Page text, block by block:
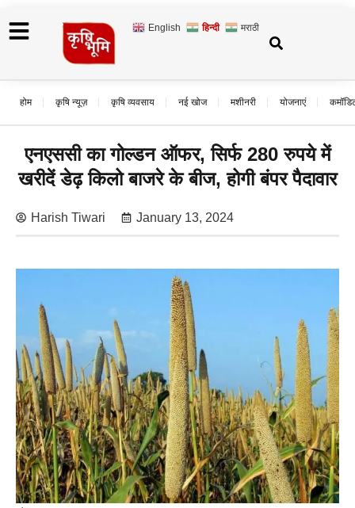
English हिन्दी मराठी
होम कृषि न्यूज़ कृषि व्यवसाय नई खोज मशीनरी योजनाएं
एनएससी का गोल्डन ऑफर, सिर्फ 280 रुपये में
खरीदें डेढ़ किलो बाजरे के बीज, होगी बंपर पैदावार
Harish Tiwari January 13, 2024